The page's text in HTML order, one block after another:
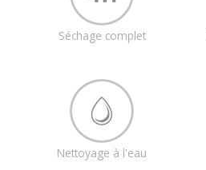
Séchage complet
Nettoyage à l'eau